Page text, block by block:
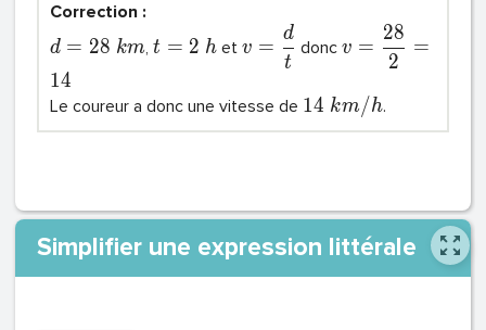
Correction :
d = 28 km,t = 2 h etv =
t
d
doncv =
2
28
=
14
Le coureur a donc une vitesse de 14 km/h.
Simplifier une expression littérale